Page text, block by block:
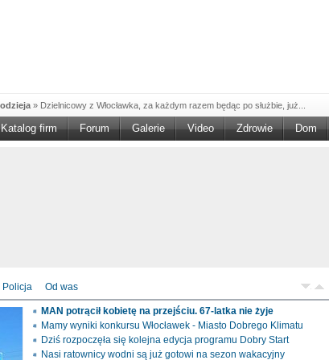
» Dzielnicowy z Włocławka, za każdym razem będąc po służbie, już...
w NGO'»Ruszył nabór w konkursie „Wsparcie Organizacji Wolontariatu w NGO –
» Od czerwca rozpoczął się nowy okres świadczeniowy 800 plus, który
» Policjanci ruchu drogowego przeprowadzili na drogach Włocławka i
Katalog firm Forum Galerie Video Zdrowie Dom
Policja Od was
MAN potrącił kobietę na przejściu. 67-latka nie żyje
Mamy wyniki konkursu Włocławek - Miasto Dobrego Klimatu
Dziś rozpoczęła się kolejna edycja programu Dobry Start
Nasi ratownicy wodni są już gotowi na sezon wakacyjny